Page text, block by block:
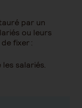
par un
ou leurs
fixer :
salariés.